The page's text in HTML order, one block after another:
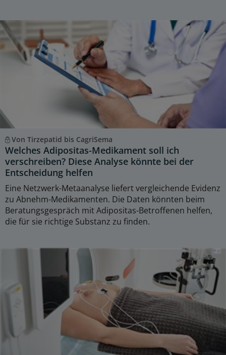
Von Tirzepatid bis CagriSema
Welches Adipositas-Medikament soll ich
verschreiben? Diese Analyse könnte bei der
Entscheidung helfen
Eine Netzwerk-Metaanalyse liefert vergleichende Evidenz
zu Abnehm-Medikamenten. Die Daten könnten beim
Beratungsgespräch mit Adipositas-Betroffenen helfen,
die für sie richtige Substanz zu finden.